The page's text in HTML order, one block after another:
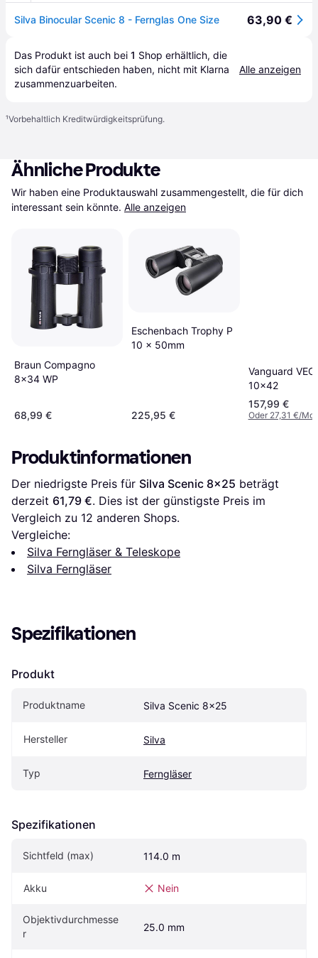
Silva Binocular Scenic 8 - Fernglas One Size 63,90 €
Das Produkt ist auch bei 1 Shop erhältlich, die
sich dafür entschieden haben, nicht mit Klarna
zusammenzuarbeiten.
Alle anzeigen
¹Vorbehaltlich Kreditwürdigkeitsprüfung.
Ähnliche Produkte
Wir haben eine Produktauswahl zusammengestellt, die für dich
interessant sein könnte. Alle anzeigen
Braun Compagno
8x34 WP
68,99 €
Eschenbach Trophy P
10 x 50mm
225,95 €
Vanguard VEO
10x42
157,99 €
Oder 27,31 €/
Produktinformationen
Der niedrigste Preis für Silva Scenic 8x25 beträgt
derzeit 61,79 €. Dies ist der günstigste Preis im
Vergleich zu 12 anderen Shops.
Vergleiche:
Silva Ferngläser & Teleskope
Silva Ferngläser
Spezifikationen
Produkt
Produktname Silva Scenic 8x25
Hersteller Silva
Typ Ferngläser
Spezifikationen
Sichtfeld (max) 114.0 m
Akku Nein
Objektivdurchmesse
r
25.0 mm